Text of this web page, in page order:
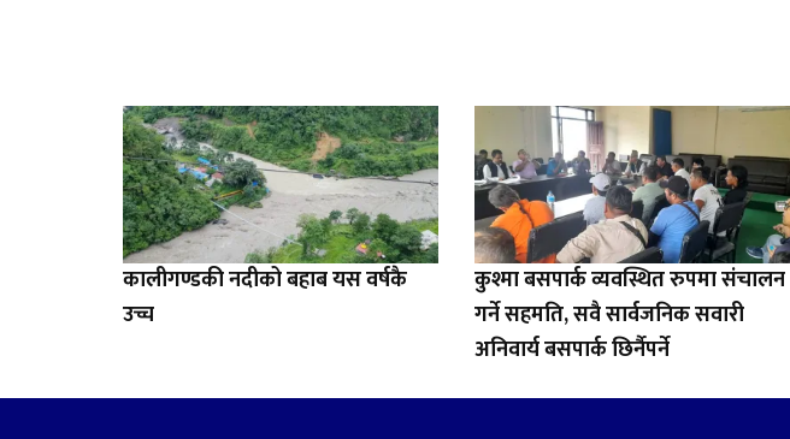
कालीगण्डकी नदीको बहाब यस वर्षकै
उच्च
कुश्मा बसपार्क व्यवस्थित रुपमा संचालन
गर्ने सहमति, सवै सार्वजनिक सवारी
अनिवार्य बसपार्क छिर्नैपर्ने